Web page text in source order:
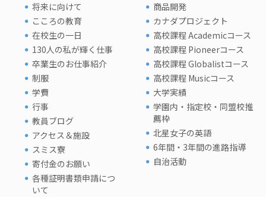
将来に向けて
こころの教育
在校生の一日
130人の私が輝く仕事
卒業生のお仕事紹介
制服
学費
行事
教員ブログ
アクセス＆施設
スミス寮
寄付金のお願い
各種証明書類申請につ
いて
商品開発
カナダプロジェクト
高校課程 Academicコース
高校課程 Pioneerコース
高校課程 Globalistコース
高校課程 Musicコース
大学実績
学園内・指定校・同盟校推
薦枠
北星女子の英語
6年間・3年間の進路指導
自治活動